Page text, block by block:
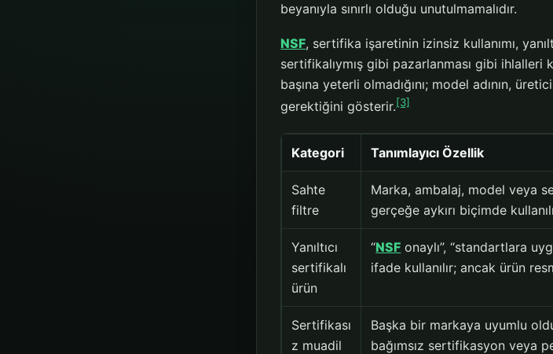
beyanıyla sınırlı olduğu unutulmamalıdır.
NSF, sertifika işaretinin izinsiz kullanımı,
sertifikalıymış gibi pazarlanması gibi ihlalleri
başına yeterli olmadığını; model adının,
gerektiğini gösterir.[3]
Kategori Tanımlayıcı Özellik
Sahte
filtre
Marka, ambalaj, model veya
gerçeğe aykırı biçimde
Yanıltıcı
sertifikalı
ürün
“NSF onaylı”, “standartlara
ifade kullanılır; ancak ürün
Sertifikası
z muadil
Başka bir markaya uyumlu
bağımsız sertifikasyon veya